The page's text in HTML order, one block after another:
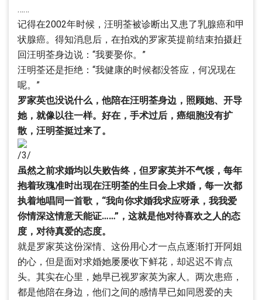
……
记得在2002年时候，汪明荃被诊断出又患了乳腺癌和甲
状腺癌。得知消息后，在拍戏的罗家英提前结束拍摄赶
回汪明荃身边说：“我要娶你。”
汪明荃还是拒绝：“我健康的时候都没答应，何况现在
呢。”
罗家英也没说什么，他陪在汪明荃身边，照顾她、开导
她，就像以往一样。好在，手术过后，癌细胞没有扩
散，汪明荃挺过来了。
/3/
虽然之前求婚均以失败告终，但罗家英并不气馁，每年
抱着玫瑰准时出现在汪明荃的生日会上求婚，每一次都
执着地唱同一首歌，“我向你求婚我求应呀承，我我爱
你情深这情意天能证……”，这就是他对待喜欢之人的态
度，对待真爱的态度。
就是罗家英这份深情、这份用心才一点点逐渐打开阿姐
的心，但是面对求婚她屡屡收下鲜花，却迟迟不肯点
头。其实在心里，她早已视罗家英为家人。两次患癌，
都是他陪在身边，他们之间的感情早已如同恩爱的夫